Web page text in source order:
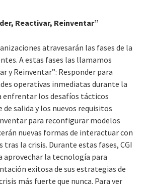
Reactivar, Reinventar”
atravesarán las fases de la
A estas fases las llamamos
y Reinventar”: Responder para
operativas inmediatas durante la
enfrentar los desafíos tácticos
de salida y los nuevos requisitos
para reconfigurar modelos
nuevas formas de interactuar con
tras la crisis. Durante estas fases, CGI
aprovechar la tecnología para
exitosa de sus estrategias de
más fuerte que nunca. Para ver